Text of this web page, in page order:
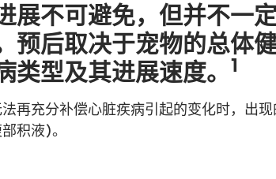
展不可避免，但并不一
预后取决于宠物的总体
类型及其进展速度。
1
再充分补偿心脏疾病引起的变化时，出
积液)。